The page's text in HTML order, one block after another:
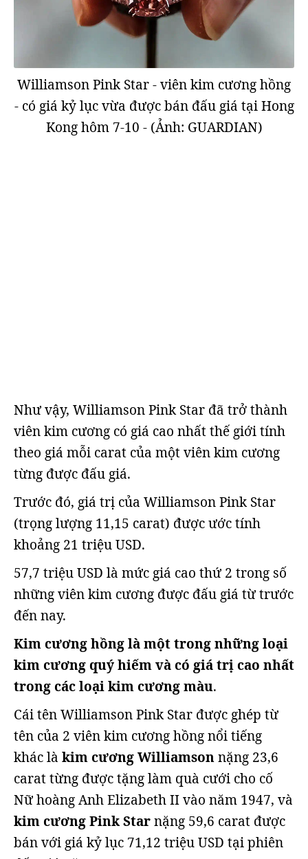
Williamson Pink Star - viên kim cương hồng
- có giá kỷ lục vừa được bán đấu giá tại Hong
Kong hôm 7-10 - (Ảnh: GUARDIAN)
Như vậy, Williamson Pink Star đã trở thành
viên kim cương có giá cao nhất thế giới tính
theo giá mỗi carat của một viên kim cương
từng được đấu giá.
Trước đó, giá trị của Williamson Pink Star
(trọng lượng 11,15 carat) được ước tính
khoảng 21 triệu USD.
57,7 triệu USD là mức giá cao thứ 2 trong số
những viên kim cương được đấu giá từ trước
đến nay.
Kim cương hồng là một trong những loại
kim cương quý hiếm và có giá trị cao nhất
trong các loại kim cương màu.
Cái tên Williamson Pink Star được ghép từ
tên của 2 viên kim cương hồng nổi tiếng
khác là kim cương Williamsonnặng 23,6
carat từng được tặng làm quà cưới cho cố
Nữ hoàng Anh Elizabeth II vào năm 1947, và
kim cương Pink Starnặng 59,6 carat được
bán với giá kỷ lục 71,12 triệu USD tại phiên